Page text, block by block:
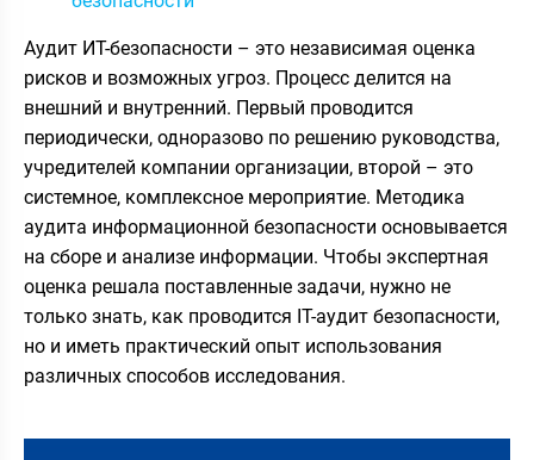
Аудит ИТ-безопасности – это независимая оценка
рисков и возможных угроз. Процесс делится на
внешний и внутренний. Первый проводится
периодически, одноразово по решению руководства,
учредителей компании организации, второй – это
системное, комплексное мероприятие. Методика
аудита информационной безопасности основывается
на сборе и анализе информации. Чтобы экспертная
оценка решала поставленные задачи, нужно не
только знать, как проводится IT-аудит безопасности,
но и иметь практический опыт использования
различных способов исследования.